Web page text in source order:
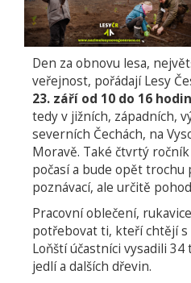
Den za obnovu lesa,
veřejnost, pořádají Lesy
23. září od 10 do 16 hodin
tedy v jižních, západních,
severních Čechách, na
Moravě. Také čtvrtý
počasí a bude opět trochu
poznávací, ale určitě
Pracovní oblečení,
potřebovat ti, kteří chtějí s
Loňští účastníci vysadili
jedlí a dalších dřevin.